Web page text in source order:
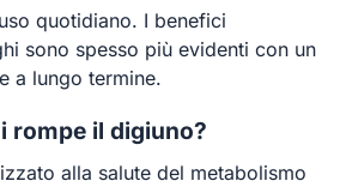
quotidiano. I benefici
sono spesso più evidenti con un
a lungo termine.
rompe il digiuno?
alla salute del metabolismo